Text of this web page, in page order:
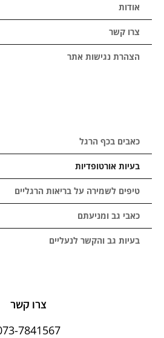
אודות
צרו קשר
הצהרת נגישות אתר
כאבים בכף הרגל
בעיות אורטופדיות
טיפים לשמירה על בריאות הרגליים
כאבי גב ומניעתם
בעיות גב והקשר לנעליים
צרו קשר
073-7841567